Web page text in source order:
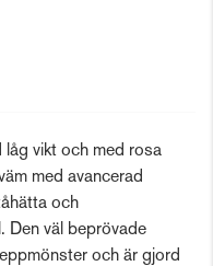
vikt och med rosa
med avancerad
och
Den väl beprövade
och är gjord